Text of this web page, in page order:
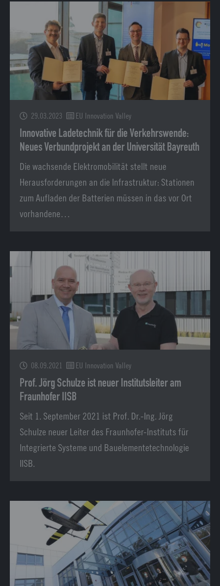
29.03.2023 EU Innovation Valley
Innovative Ladetechnik für die Verkehrswende:
Neues Verbundprojekt an der Universität Bayreuth
Die wachsende Elektromobilität stellt neue
Herausforderungen an die Infrastruktur: Stationen
zum Aufladen der Batterien müssen in das vor Ort
vorhandene…
08.09.2021 EU Innovation Valley
Prof. Jörg Schulze ist neuer Institutsleiter am
Fraunhofer IISB
Seit 1. September 2021 ist Prof. Dr.-Ing. Jörg
Schulze neuer Leiter des Fraunhofer-Instituts für
Integrierte Systeme und Bauelementetechnologie
IISB.